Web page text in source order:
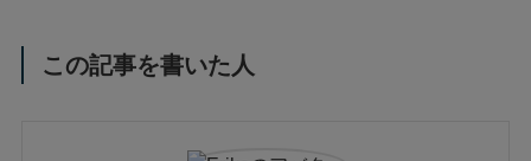
この記事を書いた人